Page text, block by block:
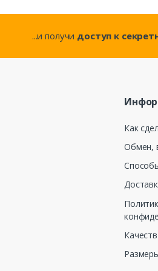
...и получи доступ к
Как
Обмен,